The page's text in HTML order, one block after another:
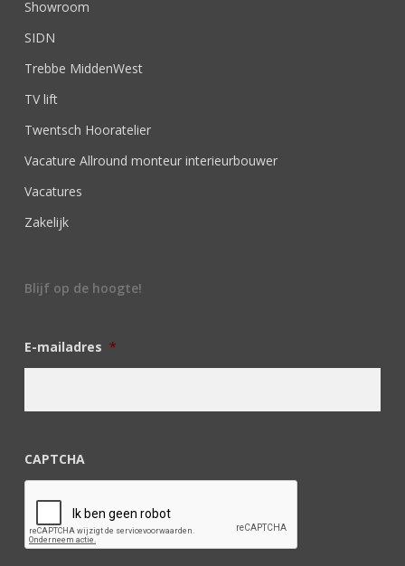
Showroom
SIDN
Trebbe MiddenWest
TV lift
Twentsch Hooratelier
Vacature Allround monteur interieurbouwer
Vacatures
Zakelijk
Blijf op de hoogte!
E-mailadres *
CAPTCHA